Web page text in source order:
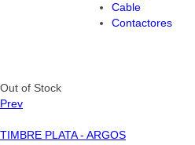
Cable
Contactores
Out of Stock
Prev
TIMBRE PLATA - ARGOS